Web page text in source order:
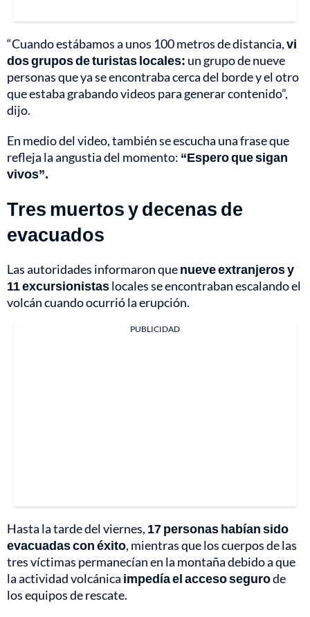
“Cuando estábamos a unos 100 metros de distancia,vi
dos grupos de turistas locales: un grupo de nueve
personas que ya se encontraba cerca del borde y el otro
que estaba grabando videos para generar contenido”,
dijo.
En medio del video, también se escucha una frase que
refleja la angustia del momento: “Espero que sigan
vivos”.
Tres muertos y decenas de
evacuados
Las autoridades informaron quenueve extranjeros y
11 excursionistaslocales se encontraban escalando el
volcán cuando ocurrió la erupción.
PUBLICIDAD
Hasta la tarde del viernes, 17 personas habían sido
evacuadas con éxito, mientras que los cuerpos de las
tres víctimas permanecían en la montaña debido a que
la actividad volcánica impedía el acceso segurode
los equipos de rescate.